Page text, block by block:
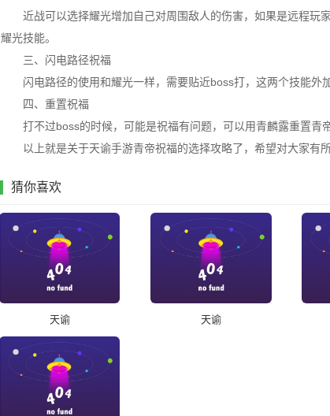
近战可以选择耀光增加自己对周围敌人的伤害，如果是远程玩
耀光技能。
三、闪电路径祝福
闪电路径的使用和耀光一样，需要贴近boss打，这两个技能外
四、重置祝福
打不过boss的时候，可能是祝福有问题，可以用青麟露重置青
以上就是关于天谕手游青帝祝福的选择攻略了，希望对大家有所
猜你喜欢
天谕 天谕